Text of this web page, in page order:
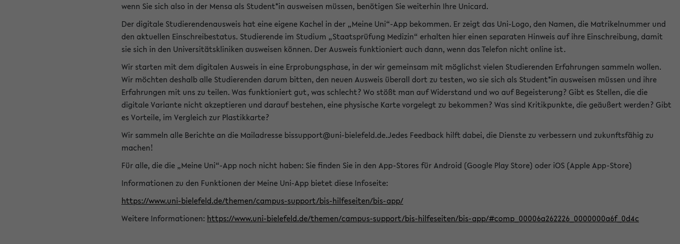
wenn Sie sich also in der Mensa als Student*in ausweisen müssen, benötigen Sie weiterhin Ihre Unicard.
Der digitale Studierendenausweis hat eine eigene Kachel in der „Meine Uni“-App bekommen. Er zeigt das Uni-Logo, den Namen, die Matrikelnummer und
den aktuellen Einschreibestatus. Studierende im Studium „Staatsprüfung Medizin“ erhalten hier einen separaten Hinweis auf ihre Einschreibung, damit
sie sich in den Universitätskliniken ausweisen können. Der Ausweis funktioniert auch dann, wenn das Telefon nicht online ist.
Wir starten mit dem digitalen Ausweis in eine Erprobungsphase, in der wir gemeinsam mit möglichst vielen Studierenden Erfahrungen sammeln wollen.
Wir möchten deshalb alle Studierenden darum bitten, den neuen Ausweis überall dort zu testen, wo sie sich als Student*in ausweisen müssen und ihre
Erfahrungen mit uns zu teilen. Was funktioniert gut, was schlecht? Wo stößt man auf Widerstand und wo auf Begeisterung? Gibt es Stellen, die die
digitale Variante nicht akzeptieren und darauf bestehen, eine physische Karte vorgelegt zu bekommen? Was sind Kritikpunkte, die geäußert werden? Gibt
es Vorteile, im Vergleich zur Plastikkarte?
Wir sammeln alle Berichte an die Mailadresse bissupport@uni-bielefeld.de.Jedes Feedback hilft dabei, die Dienste zu verbessern und zukunftsfähig zu
machen!
Für alle, die die „Meine Uni“-App noch nicht haben: Sie finden Sie in den App-Stores für Android (Google Play Store) oder iOS (Apple App-Store)
Informationen zu den Funktionen der Meine Uni-App bietet diese Infoseite:
https://www.uni-bielefeld.de/themen/campus-support/bis-hilfeseiten/bis-app/
Weitere Informationen: https://www.uni-bielefeld.de/themen/campus-support/bis-hilfeseiten/bis-app/#comp_00006a262226_0000000a6f_0d4c